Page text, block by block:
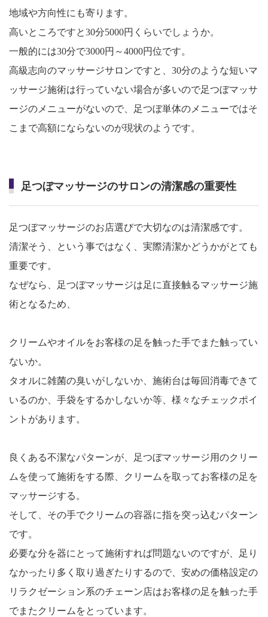
地域や方向性にも寄ります。
高いところですと30分5000円くらいでしょうか。
一般的には30分で3000円～4000円位です。
高級志向のマッサージサロンですと、30分のような短いマ
ッサージ施術は行っていない場合が多いので足つぼマッサ
ージのメニューがないので、足つぼ単体のメニューではそ
こまで高額にならないのが現状のようです。
足つぼマッサージのサロンの清潔感の重要性
足つぼマッサージのお店選びで大切なのは清潔感です。
清潔そう、という事ではなく、実際清潔かどうかがとても
重要です。
なぜなら、足つぼマッサージは足に直接触るマッサージ施
術となるため、
クリームやオイルをお客様の足を触った手でまた触ってい
ないか。
タオルに雑菌の臭いがしないか、施術台は毎回消毒できて
いるのか、手袋をするかしないか等、様々なチェックポイ
ントがあります。
良くある不潔なパターンが、足つぼマッサージ用のクリー
ムを使って施術をする際、クリームを取ってお客様の足を
マッサージする。
そして、その手でクリームの容器に指を突っ込むパターン
です。
必要な分を器にとって施術すれば問題ないのですが、足り
なかったり多く取り過ぎたりするので、安めの価格設定の
リラクゼーション系のチェーン店はお客様の足を触った手
でまたクリームをとっています。